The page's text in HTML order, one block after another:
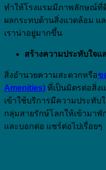
ทำให้โรงแรมมีภาพลักษณ์ที่
ผลกระทบด้านสิ่งแวดล้อม แ
เราน่าอยู่มากขึ้น
สร้างความประทับใจแ
สิ่งอำนวยความสะดวกหรือข
Amenities) ที่เป็นมิตรต่อสิ่ง
เข้าใช้บริการมีความประทับ
กลุ่มสายรักษ์โลกให้เข้ามาพั
และบอกต่อ แชร์ต่อไปเรื่อยๆ